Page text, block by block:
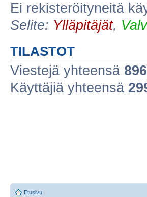
Ei rekisteröityneitä
Selite: Ylläpitäjät,
TILASTOT
Viestejä yhteensä
Käyttäjiä yhteensä
Etusivu